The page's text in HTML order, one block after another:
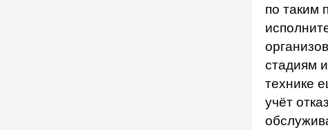
по таким
стадиям
технике
учёт